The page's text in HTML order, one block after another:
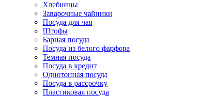
Хлебницы
Заварочные чайники
Посуда для чая
Штофы
Барная посуда
Посуда из белого фарфора
Темная посуда
Посуда в кредит
Однотонная посуда
Посуда в рассрочку
Пластиковая посуда